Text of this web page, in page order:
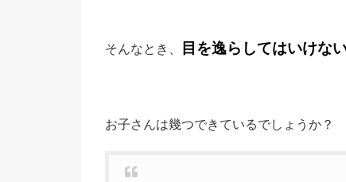
そんなとき、 目を逸らしてはいけな
お子さんは幾つできているでしょうか？